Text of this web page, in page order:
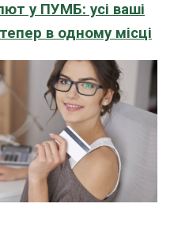
у ПУМБ: усі ваші
в одному місці